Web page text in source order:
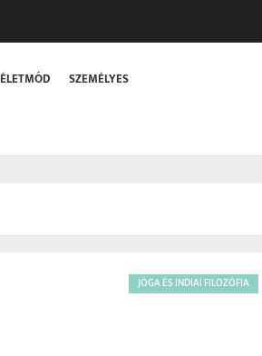
ÉLETMÓD SZEMÉLYES
JÓGA ÉS INDIAI FILOZÓFIA